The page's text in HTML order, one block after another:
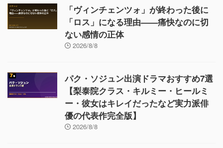
「ヴィンチェンツォ」が終わった後に
「ロス」になる理由——痛快なのに切
ない感情の正体
2026/8/8
パク・ソジュン出演ドラマおすすめ7選
【梨泰院クラス・キルミー・ヒールミ
ー・彼女はキレイだったなど実力派俳
優の代表作完全版】
2026/8/8